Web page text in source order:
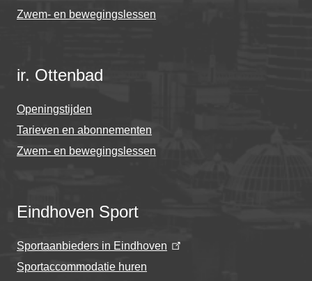
Zwem- en bewegingslessen
ir. Ottenbad
Openingstijden
Tarieven en abonnementen
Zwem- en bewegingslessen
Eindhoven Sport
Sportaanbieders in Eindhoven
Sportaccommodatie huren